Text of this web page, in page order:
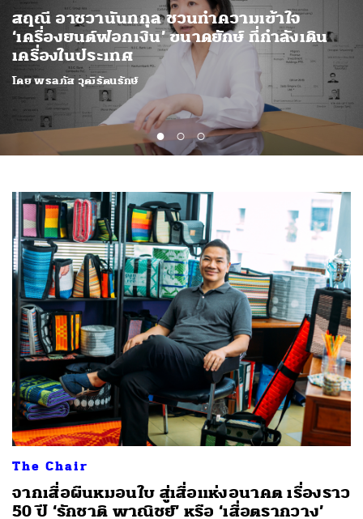
สฤณี อาชวานันทกุล ชวนทำความเข้าใจ
‘เครื่องยนต์ฟอกเงิน’ ขนาดยักษ์ ที่กำลังเดิน
เครื่องในประเทศ
โดย พรลภัส วุฒิรัตนรักษ์
The Chair
จากเสื่อผืนหมอนใบ สู่เสื่อแห่งอนาคต เรื่องราว
50 ปี ‘รักชาติ พาณิชย์’ หรือ ‘เสื่อตรากวาง’